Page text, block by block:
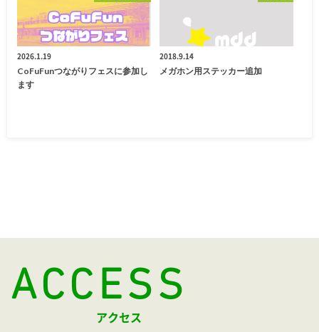
2026.1.19
CoFuFunつながりフェスに参加し
ます
2018.9.14
メガホン用ステッカー追加
ACCESS
アクセス